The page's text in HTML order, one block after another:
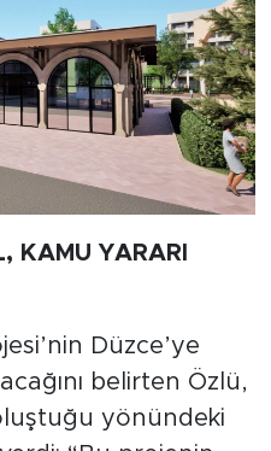
KAMU YARARI
Düzce’ye
belirten Özlü,
yönündeki